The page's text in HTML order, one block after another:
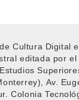
Cultura Digital
editada por
Av.
Colonia